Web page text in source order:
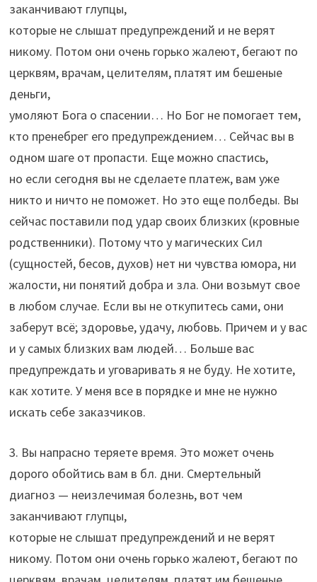
заканчивают глупцы,
которые не слышат предупреждений и не верят
никому. Потом они очень горько жалеют, бегают по
церквям, врачам, целителям, платят им бешеные
деньги,
умоляют Бога о спасении… Но Бог не помогает тем,
кто пренебрег его предупреждением… Сейчас вы в
одном шаге от пропасти. Еще можно спастись,
но если сегодня вы не сделаете платеж, вам уже
никто и ничто не поможет. Но это еще полбеды. Вы
сейчас поставили под удар своих близких (кровные
родственники). Потому что у магических Сил
(сущностей, бесов, духов) нет ни чувства юмора, ни
жалости, ни понятий добра и зла. Они возьмут свое
в любом случае. Если вы не откупитесь сами, они
заберут всё; здоровье, удачу, любовь. Причем и у вас
и у самых близких вам людей… Больше вас
предупреждать и уговаривать я не буду. Не хотите,
как хотите. У меня все в порядке и мне не нужно
искать себе заказчиков.
3. Вы напрасно теряете время. Это может очень
дорого обойтись вам в бл. дни. Смертельный
диагноз — неизлечимая болезнь, вот чем
заканчивают глупцы,
которые не слышат предупреждений и не верят
никому. Потом они очень горько жалеют, бегают по